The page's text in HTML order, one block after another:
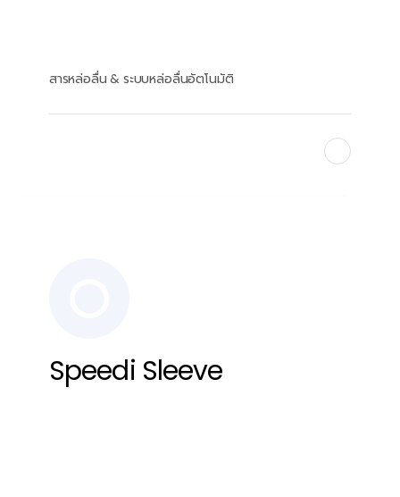
สารหล่อลื่น & ระบบหล่อลื่นอัตโนมัติ
Speedi Sleeve